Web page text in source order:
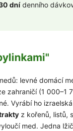
dní denního
levné domácí
zahraničí (1 000–1
Vyrábí ho
z kořenů, listů,
med. Jedna